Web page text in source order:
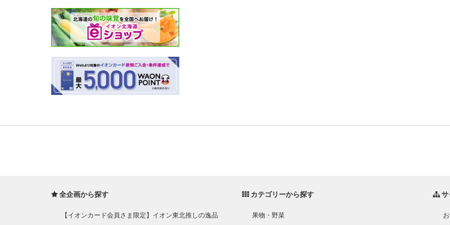
全企画から探す
【イオンカード会員さま限定】イオン東北推しの逸品
カテゴリーから探す
果物・野菜
サ